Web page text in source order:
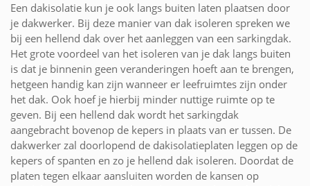
Een dakisolatie kun je ook langs buiten laten plaatsen door
je dakwerker. Bij deze manier van dak isoleren spreken we
bij een hellend dak over het aanleggen van een sarkingdak.
Het grote voordeel van het isoleren van je dak langs buiten
is dat je binnenin geen veranderingen hoeft aan te brengen,
hetgeen handig kan zijn wanneer er leefruimtes zijn onder
het dak. Ook hoef je hierbij minder nuttige ruimte op te
geven. Bij een hellend dak wordt het sarkingdak
aangebracht bovenop de kepers in plaats van er tussen. De
dakwerker zal doorlopend de dakisolatieplaten leggen op de
kepers of spanten en zo je hellend dak isoleren. Doordat de
platen tegen elkaar aansluiten worden de kansen op